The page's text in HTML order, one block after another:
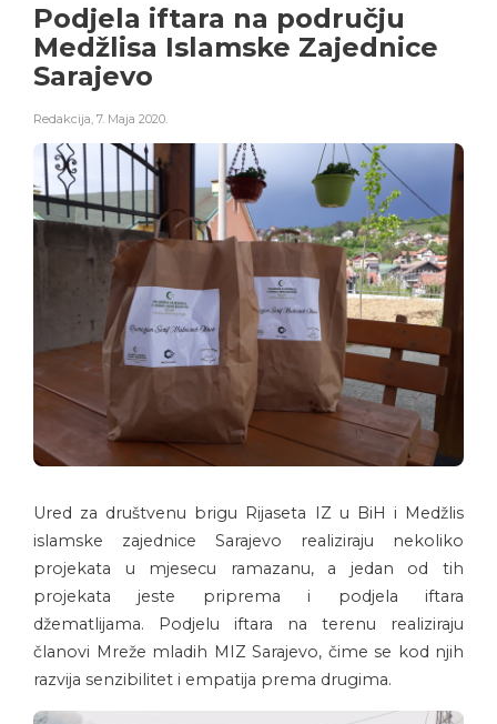
Podjela iftara na području
Medžlisa Islamske Zajednice
Sarajevo
Redakcija, 7. Maja 2020.
Ured za društvenu brigu Rijaseta IZ u BiH i Medžlis
islamske zajednice Sarajevo realiziraju nekoliko
projekata u mjesecu ramazanu, a jedan od tih
projekata jeste priprema i podjela iftara
džematlijama. Podjelu iftara na terenu realiziraju
članovi Mreže mladih MIZ Sarajevo, čime se kod njih
razvija senzibilitet i empatija prema drugima.